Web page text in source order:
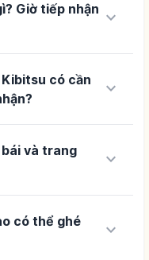
Giờ tiếp nhận keyboard_arrow_down
có cần
keyboard_arrow_down
và trang
keyboard_arrow_down
có thể ghé
keyboard_arrow_down